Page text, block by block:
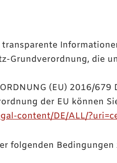
Grundverordnung, die
(EU) 2016/679
der EU können
content/DE/ALL/
folgenden